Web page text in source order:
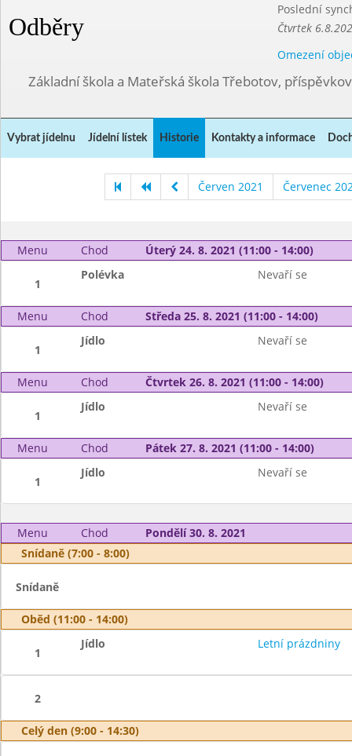
Odběry
Poslední
Čtvrtek
Omezení
Základní škola a Mateřská škola Třebotov,
Vybrat jídelnu Jídelní lístek Historie Kontakty a informace
Červen 2021 Červenec
Menu Chod Úterý 24. 8. 2021 (11:00 - 14:00)
1
Polévka Nevaří se
Menu Chod Středa 25. 8. 2021 (11:00 - 14:00)
1
Jídlo Nevaří se
Menu Chod Čtvrtek 26. 8. 2021 (11:00 - 14:00)
1
Jídlo Nevaří se
Menu Chod Pátek 27. 8. 2021 (11:00 - 14:00)
1
Jídlo Nevaří se
Menu Chod
Pondělí 30. 8. 2021
Snídaně (7:00 - 8:00)
Snídaně
Oběd (11:00 - 14:00)
1
Jídlo Letní prázdniny
2
Celý den (9:00 - 14:30)